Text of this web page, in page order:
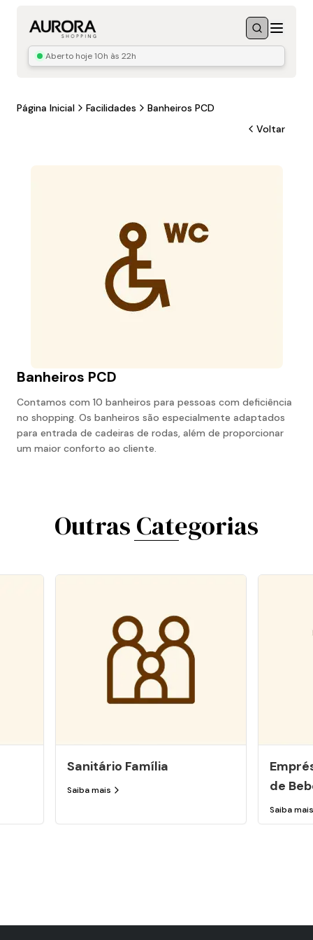
BuscarMenu
Aberto hoje10h às 22h
Página Inicial Facilidades
Banheiros PCD
Voltar
Banheiros PCD
Contamos com 10 banheiros para pessoas com deficiência
no shopping. Os banheiros são especialmente adaptados
para entrada de cadeiras de rodas, além de proporcionar
um maior conforto ao cliente.
Outras Categorias
Sanitário Família
Saiba mais
de
Saiba mais